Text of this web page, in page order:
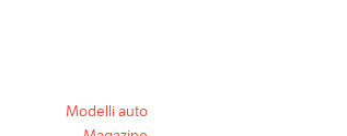
Modelli auto